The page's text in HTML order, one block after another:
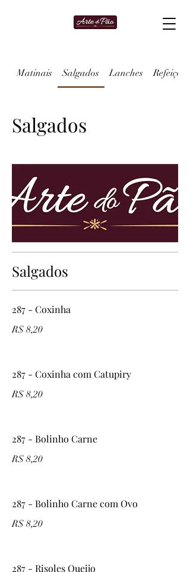
Matinais Salgados Lanches Refeições
Salgados
Salgados
287 - Coxinha
R$ 8,20
287 - Coxinha com Catupiry
R$ 8,20
287 - Bolinho Carne
R$ 8,20
287 - Bolinho Carne com Ovo
R$ 8,20
287 - Risoles Queijo